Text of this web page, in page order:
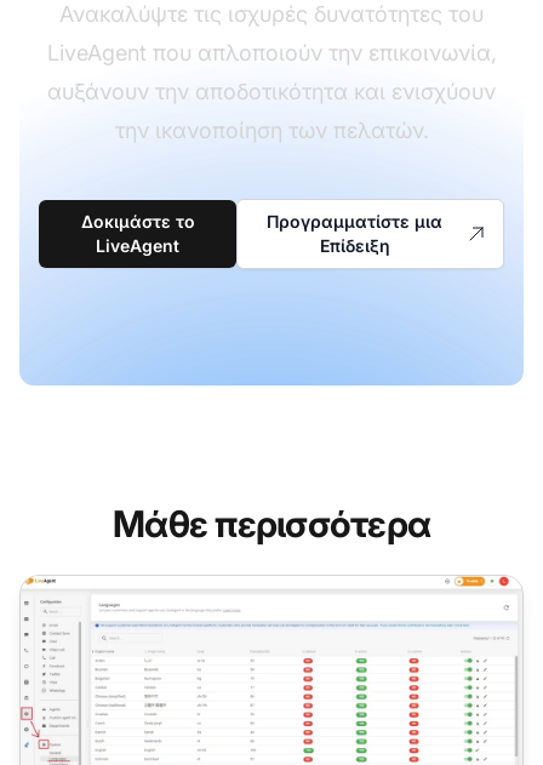
Ανακαλύψτε τις ισχυρές δυνατότητες του
LiveAgent που απλοποιούν την επικοινωνία,
αυξάνουν την αποδοτικότητα και ενισχύουν
την ικανοποίηση των πελατών.
Δοκιμάστε το
LiveAgent
Προγραμματίστε μια
Επίδειξη
Μάθε περισσότερα
Δυνατότητες πολυγλωσσικής υποστήριξης